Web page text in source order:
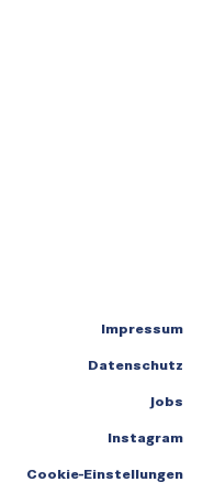
Impressum
Datenschutz
Jobs
Instagram
Cookie-Einstellungen